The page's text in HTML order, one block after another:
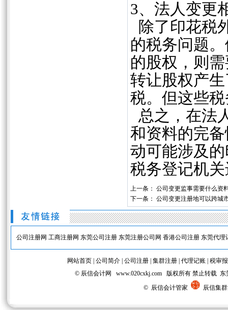
3、法人变更
除了印花税
的税务问题
的股权，则
转让股权产
税。但这些
总之，在法
和资料的完
动可能涉及
税务登记机
上一条： 公司变更监事需要什么资
下一条： 公司变更注册地可以跨城
公司注册网 工商注册网 东莞公司注册 东莞注册公司网 香港公司注册 东莞代理
网站首页 公司简介 公司注册 集群注册 代理记账 税审
© 辰信会计网 www.020cxkj.com 版权所有 禁止转载
© 辰信会计管家
辰信集